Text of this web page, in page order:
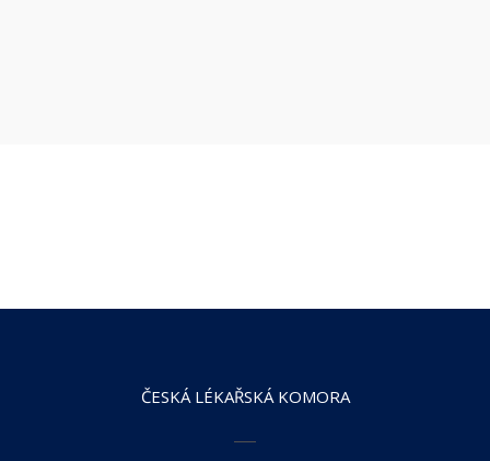
ČESKÁ LÉKAŘSKÁ KOMORA